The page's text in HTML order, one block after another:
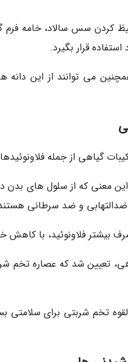
کردن سس سالاد، خامه
قرار بگیرد.
می توانند از این دانه
گیاهی از جمله
این معنی که از سلول های
و ضد سرطانی
بیشتر فلاونوئید، با کاهش
تعیین شد که عصاره تخم
تخم شربتی برای